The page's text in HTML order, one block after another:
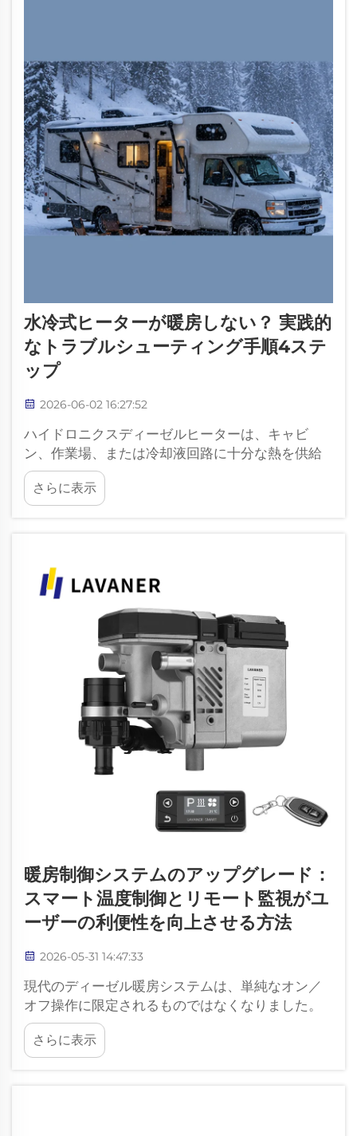
水冷式ヒーターが暖房しない？ 実践的
なトラブルシューティング手順4ステ
ップ
2026-06-02 16:27:52
ハイドロニクスディーゼルヒーターは、キャビ
ン、作業場、または冷却液回路に十分な熱を供給
していないにもかかわらず、動作しているように
見えることがあります。多くの場合、これはヒー
ター本体の故障を意味するものではありません。
さらに表示
暖房制御システムのアップグレード：
スマート温度制御とリモート監視がユ
ーザーの利便性を向上させる方法
2026-05-31 14:47:33
現代のディーゼル暖房システムは、単純なオン／
オフ操作に限定されるものではなくなりました。
適切な制御システムを採用することで、ユーザー
は温度をより正確に管理し、不要な燃料消費を削
減し、故障情報を早期に受信し、ヒーターをより
さらに表示